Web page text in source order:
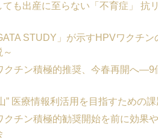
ても出産に至らない「不育症」 抗
STUDY」が示すHPVワクチ
クチン積極的推奨、今春再開へ―9
” 医療情報利活用を目指すための
クチン積極的勧奨開始を前に効果